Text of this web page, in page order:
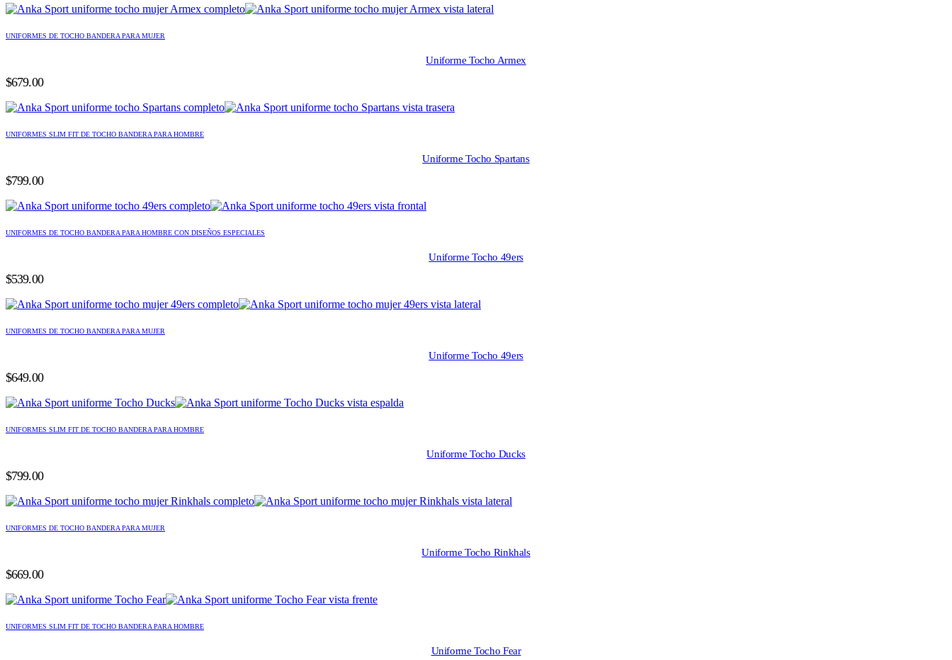
UNIFORMES DE TOCHO BANDERA PARA MUJER
Uniforme Tocho Armex
$679.00
UNIFORMES SLIM FIT DE TOCHO BANDERA PARA HOMBRE
Uniforme Tocho Spartans
$799.00
UNIFORMES DE TOCHO BANDERA PARA HOMBRE CON DISEÑOS ESPECIALES
Uniforme Tocho 49ers
$539.00
UNIFORMES DE TOCHO BANDERA PARA MUJER
Uniforme Tocho 49ers
$649.00
UNIFORMES SLIM FIT DE TOCHO BANDERA PARA HOMBRE
Uniforme Tocho Ducks
$799.00
UNIFORMES DE TOCHO BANDERA PARA MUJER
Uniforme Tocho Rinkhals
$669.00
UNIFORMES SLIM FIT DE TOCHO BANDERA PARA HOMBRE
Uniforme Tocho Fear